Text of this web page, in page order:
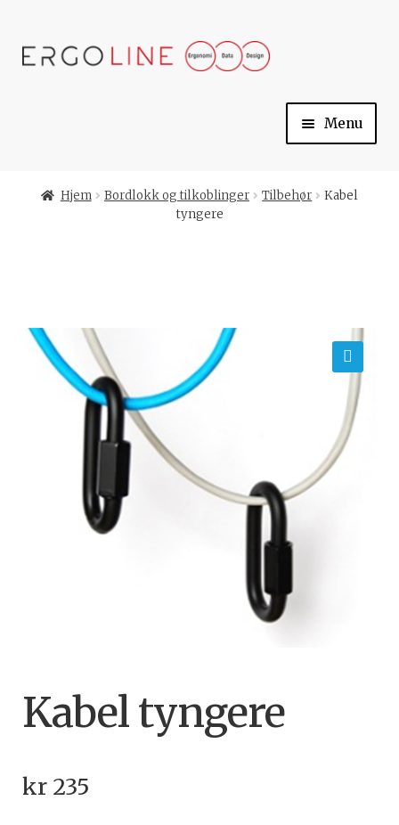
Skip
Skip
Menu
Ergoline
Hjem Bordlokk og tilkoblinger Tilbehør
Kabel
tyngere
Kabel tyngere
kr235